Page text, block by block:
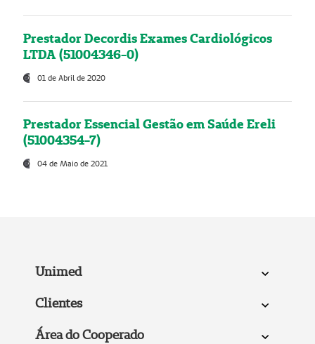
Prestador Decordis Exames Cardiológicos
LTDA (51004346-0)
01 de Abril de 2020
Prestador Essencial Gestão em Saúde Ereli
(51004354-7)
04 de Maio de 2021
Unimed
Clientes
Área do Cooperado